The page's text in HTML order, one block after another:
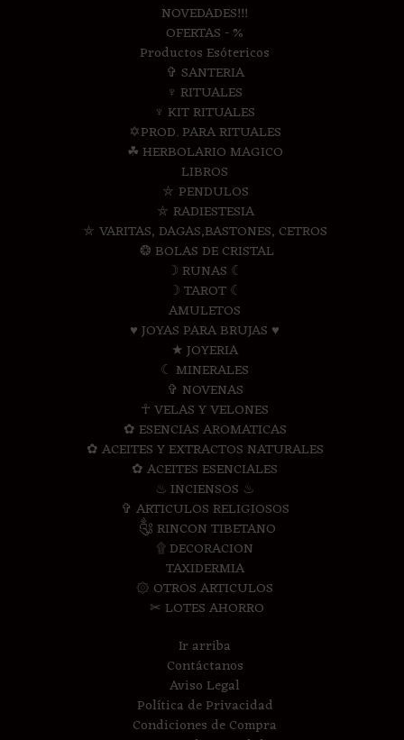
NOVEDADES!!!
OFERTAS - %
Productos Esótericos
✞ SANTERIA
♆ RITUALES
♆ KIT RITUALES
✡PROD. PARA RITUALES
☘ HERBOLARIO MAGICO
LIBROS
⛤ PENDULOS
⛤ RADIESTESIA
⛤ VARITAS, DAGAS,BASTONES, CETROS
❂ BOLAS DE CRISTAL
☽ RUNAS ☾
☽ TAROT ☾
AMULETOS
♥ JOYAS PARA BRUJAS ♥
★ JOYERIA
☾ MINERALES
✞ NOVENAS
☥ VELAS Y VELONES
✿ ESENCIAS AROMATICAS
✿ ACEITES Y EXTRACTOS NATURALES
✿ ACEITES ESENCIALES
♨ INCIENSOS ♨
✞ ARTICULOS RELIGIOSOS
༃ RINCON TIBETANO
۩ DECORACION
TAXIDERMIA
۞ OTROS ARTICULOS
✂ LOTES AHORRO
Ir arriba
Contáctanos
Aviso Legal
Política de Privacidad
Condiciones de Compra